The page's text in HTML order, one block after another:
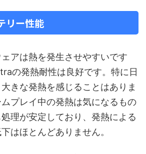
リー性能
アは熱を発生させやすいです
の発熱耐性は良好です。特に日
きな発熱を感じることはありま
プレイ中の発熱は気になるもの
理が安定しており、発熱による
はほとんどありません。